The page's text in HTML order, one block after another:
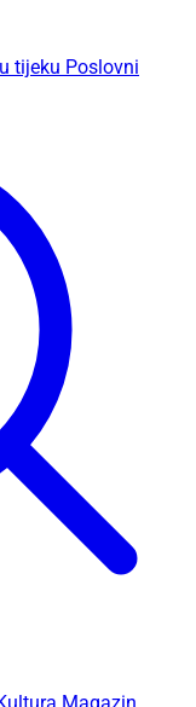
tijeku Poslovni